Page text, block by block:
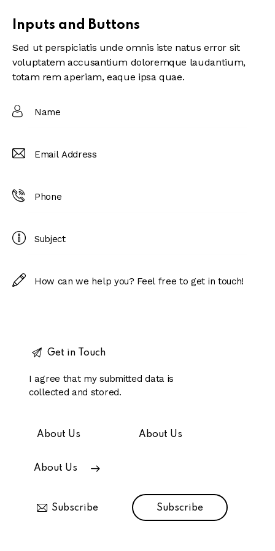
Inputs and Buttons
Sed ut perspiciatis unde omnis iste natus error sit
voluptatem accusantium doloremque laudantium,
totam rem aperiam, eaque ipsa quae.
I agree that my submitted data is
collected and stored.
About Us About Us
About Us
Subscribe Subscribe